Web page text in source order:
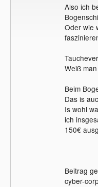
Also ich
Oder wie
Weiß
Beim
Das is
Is wohl
ich
150€
Beitrag
cyber-